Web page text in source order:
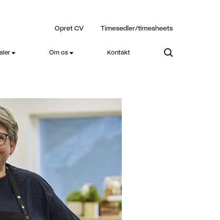
Opret CV Timesedler/timesheets
Om os Kontakt